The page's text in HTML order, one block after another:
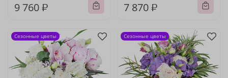
9 760 ₽ 7 870 ₽
Сезонные цветы Сезонные цветы